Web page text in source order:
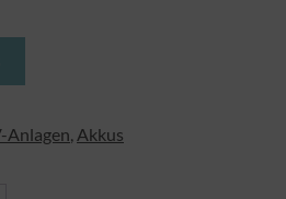
Anlagen, Akkus